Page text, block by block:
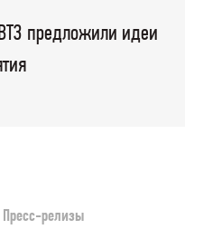
предложили идеи
Пресс-релизы